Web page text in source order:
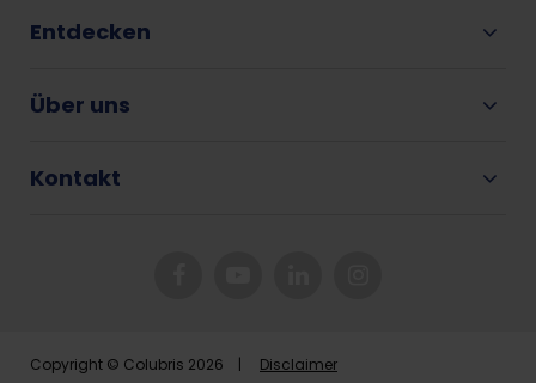
Entdecken
Über uns
Kontakt
Copyright © Colubris 2026 | Disclaimer